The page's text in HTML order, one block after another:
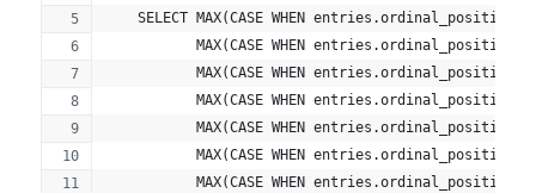
SELECT MAX(CASE WHEN entries.ordinal_position
MAX(CASE WHEN entries.ordinal_position
MAX(CASE WHEN entries.ordinal_position
MAX(CASE WHEN entries.ordinal_position
MAX(CASE WHEN entries.ordinal_position
MAX(CASE WHEN entries.ordinal_position
MAX(CASE WHEN entries.ordinal_position